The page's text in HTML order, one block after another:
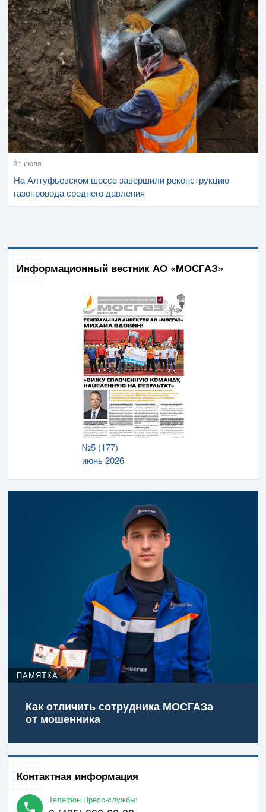
31 июля
На Алтуфьевском шоссе завершили реконструкцию
газопровода среднего давления
Информационный вестник АО «МОСГАЗ»
№5 (177)
июнь 2026
ПАМЯТКА
Как отличить сотрудника МОСГАЗа
от мошенника
Контактная информация
Телефон Пресс-службы: